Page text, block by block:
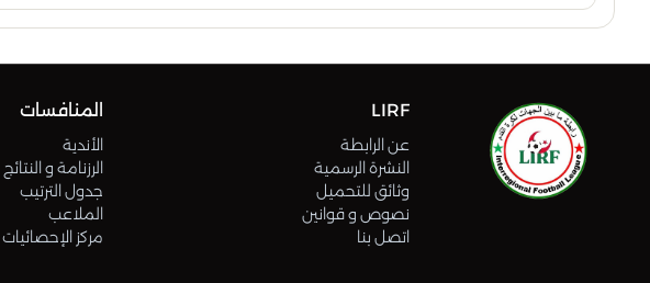
LIRF
عن الرابطة
النشرة الرسمية
وثائق للتحميل
نصوص و قوانين
اتصل بنا
المنافسات
الأندية
الرزنامة و النتائج
جدول الترتيب
الملاعب
مركز الإحصائيات